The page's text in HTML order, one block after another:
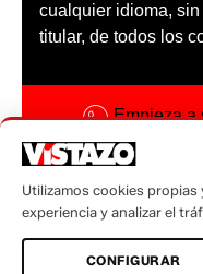
cualquier idioma,
titular, de todos los
Empieza a
Código
Utilizamos cookies
experiencia y analizar el
CONFIGURAR